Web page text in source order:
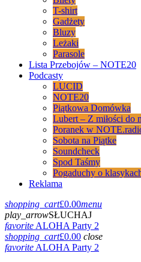
T-shirt
Gadżety
Bluzy
Leżaki
Parasole
Lista Przebojów – NOTE20
Podcasty
LUCID
NOTE20
Piątkowa Domówka
Lubert – Z miłości do
Poranek w
Sobota na Piątke
Soundcheck
Spod Taśmy
Pogaduchy o
Reklama
shopping_cart£0.00menu
play_arrowSŁUCHAJ
favoriteALOHA Party 2
shopping_cart£0.00 close
favoriteALOHA Party 2